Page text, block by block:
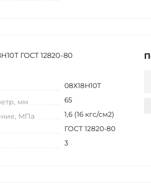
ГОСТ 12820-80
08Х18Н10Т
мм 65
МПа 1,6 (16 кгс/см2)
ГОСТ 12820-80
3